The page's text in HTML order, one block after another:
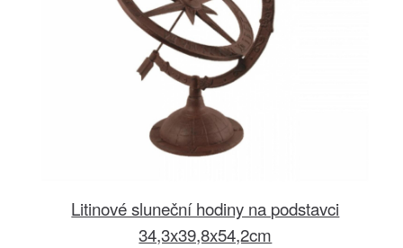
Litinové sluneční hodiny na podstavci
34,3x39,8x54,2cm